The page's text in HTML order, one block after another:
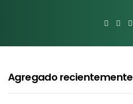
Agregado recientemente